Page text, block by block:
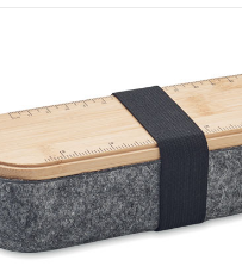
opciones
se
pueden
elegir
en
la
página